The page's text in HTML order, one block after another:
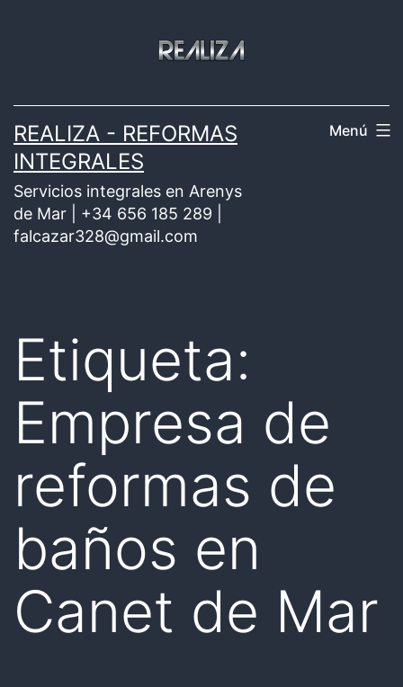
REALIZA - REFORMAS
INTEGRALES
Servicios integrales en Arenys
de Mar | +34 656 185 289 |
falcazar328@gmail.com
Menú
Etiqueta:
Empresa de
reformas de
baños en
Canet de Mar